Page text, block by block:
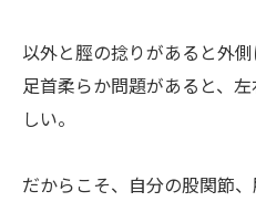
以外と脛の捻りがあると外
足首柔らか問題があると、
しい。
だからこそ、自分の股関節